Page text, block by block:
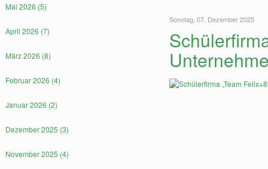
Sonntag, 07. Dezember 2025
Mai 2026 (5)
April 2026 (7)
März 2026 (8)
Februar 2026 (4)
Januar 2026 (2)
Dezember 2025 (3)
November 2025 (4)